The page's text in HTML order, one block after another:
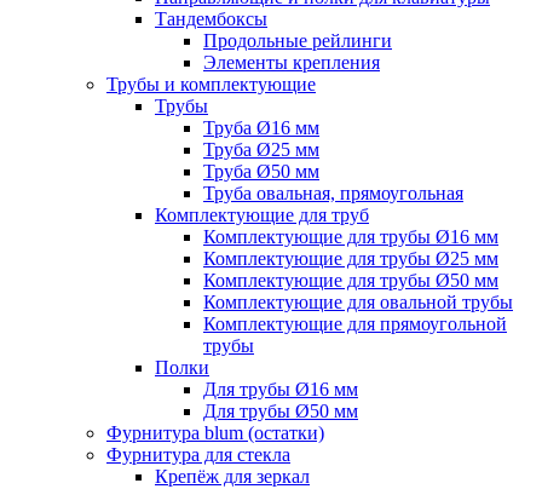
Тандембоксы
Продольные рейлинги
Элементы крепления
Трубы и комплектующие
Трубы
Труба Ø16 мм
Труба Ø25 мм
Труба Ø50 мм
Труба овальная, прямоугольная
Комплектующие для труб
Комплектующие для трубы Ø16 мм
Комплектующие для трубы Ø25 мм
Комплектующие для трубы Ø50 мм
Комплектующие для овальной трубы
Комплектующие для прямоугольной
трубы
Полки
Для трубы Ø16 мм
Для трубы Ø50 мм
Фурнитура blum (остатки)
Фурнитура для стекла
Крепёж для зеркал